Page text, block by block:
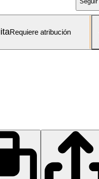
Requiere atribución